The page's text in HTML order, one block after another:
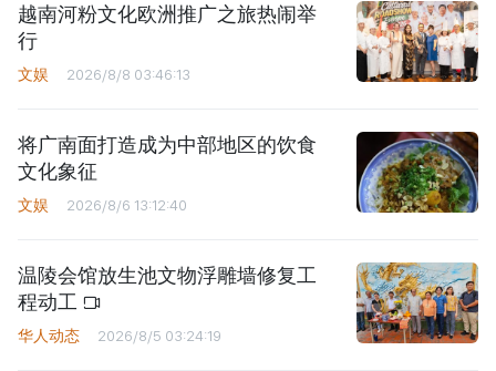
越南河粉文化欧洲推广之旅热闹举
行
文娱 2026/8/8 03:46:13
将广南面打造成为中部地区的饮食
文化象征
文娱 2026/8/6 13:12:40
温陵会馆放生池文物浮雕墙修复工
程动工
华人动态 2026/8/5 03:24:19